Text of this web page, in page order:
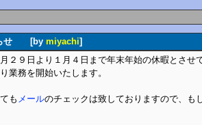
らせ [by miyachi]
２９日より１月４日まで年末年始の休暇とさせ
業務を開始いたします。
も メールのチェックは致しておりますので、も